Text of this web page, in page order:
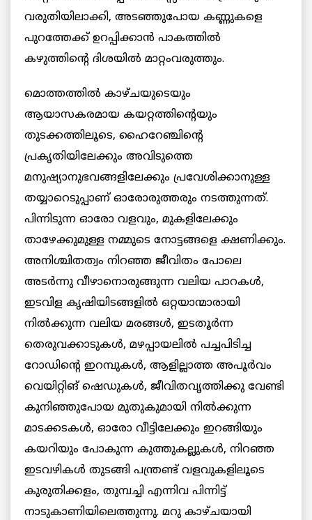
വരുതിയിലാക്കി, അടഞ്ഞുപോയ കണ്ണുകളെ
പുറത്തേക്ക് ഉറപ്പിക്കാൻ പാകത്തിൽ
കഴുത്തിന്റെ ദിശയിൽ മാറ്റംവരുത്തും.
മൊത്തത്തിൽ കാഴ്ചയുടെയും
ആയാസകരമായ കയറ്റത്തിന്റെയും
തുടക്കത്തിലൂടെ, ഹൈറേഞ്ചിന്റെ
പ്രകൃതിയിലേക്കും അവിടുത്തെ
മനുഷ്യാനുഭവങ്ങളിലേക്കും പ്രവേശിക്കാനുള്ള
തയ്യാറെടുപ്പാണ് ഓരോരുത്തരും നടത്തുന്നത്.
പിന്നിടുന്ന ഓരോ വളവും, മുകളിലേക്കും
താഴേക്കുമുള്ള നമ്മുടെ നോട്ടങ്ങളെ ക്ഷണിക്കും.
അനിശ്ചിതത്വം നിറഞ്ഞ ജീവിതം പോലെ
അടർന്നു വീഴാനൊരുങ്ങുന്ന വലിയ പാറകൾ,
ഇടവിള കൃഷിയിടങ്ങളിൽ ഒറ്റയാന്മാരായി
നിൽക്കുന്ന വലിയ മരങ്ങൾ, ഇടതൂർന്ന
തെരുവക്കാടുകൾ, മഴപ്പായലിൽ പച്ചപിടിച്ച
റോഡിന്റെ ഇറമ്പുകൾ, ആളില്ലാത്ത അപൂർവം
വെയിറ്റിങ് ഷെഡുകൾ, ജീവിതവൃത്തിക്കു വേണ്ടി
കുനിഞ്ഞുപോയ മുതുകുമായി നിൽക്കുന്ന
മാടക്കടകൾ, ഓരോ വീട്ടിലേക്കും ഇറങ്ങിയും
കയറിയും പോകുന്ന കുത്തുകല്ലുകൾ, നിറഞ്ഞ
ഇടവഴികൾ തുടങ്ങി പന്ത്രണ്ട് വളവുകളിലൂടെ
കുരുതിക്കളം, തുമ്പച്ചി എന്നിവ പിന്നിട്ട്
നാടുകാണിയിലെത്തുന്നു. മറു കാഴ്ചയായി